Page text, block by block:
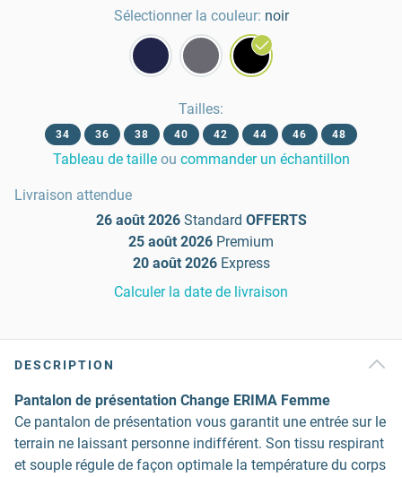
Sélectionner la couleur: noir
Tailles:
34 36 38 40 42 44 46 48
Tableau de taille ou commander un échantillon
Livraison attendue
26 août 2026 Standard OFFERTS
25 août 2026 Premium
20 août 2026 Express
Calculer la date de livraison
DESCRIPTION
Pantalon de présentation Change ERIMA Femme
Ce pantalon de présentation vous garantit une entrée sur le
terrain ne laissant personne indifférent. Son tissu respirant
et souple régule de façon optimale la température du corps